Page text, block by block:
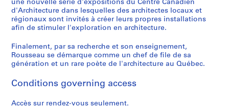
e
M
o
t
r
a
-
j
e
t
'
o
n
m
AP066.S3.D3
u
r
e
u
x
o
a
9
8
7
1
9
8
9
9
0
r
é
a
,
1
9
AP066.S3.D11
é
d
e
o
n
r
a
a
i
s
n
,
9
7
4
AP066.S3.D14
,
1
9
6
-
1
9
6
une nouvelle série d'expositions du Centre Canadien
d'Architecture dans lesquelles des architectes locaux et
régionaux sont invités à créer leurs propres installations
afin de stimuler l'exploration en architecture.
Finalement, par sa recherche et son enseignement,
Rousseau se démarque comme un chef de file de sa
génération et un rare poète de l'architecture au Québec.
Conditions governing access
Accès sur rendez-vous seulement.